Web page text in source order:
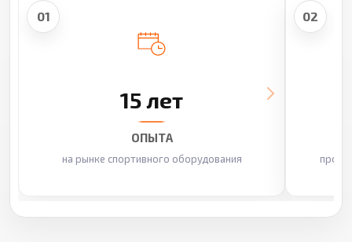
01
15 лет
ОПЫТА
на рынке спортивного оборудования
02